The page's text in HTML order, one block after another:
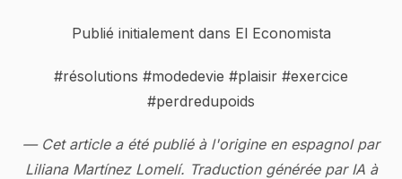
Publié initialement dans El Economista
#résolutions #modedevie #plaisir #exercice
#perdredupoids
— Cet article a été publié à l'origine en espagnol par
Liliana Martínez Lomelí. Traduction générée par IA à